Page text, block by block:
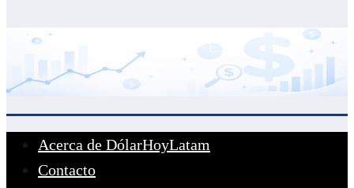
Acerca de DólarHoyLatam
Contacto